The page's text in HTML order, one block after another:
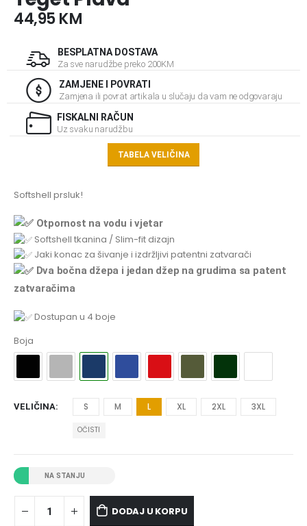
44,95KM
BESPLATNA DOSTAVA
Za sve narudžbe preko 200KM
ZAMJENE I POVRATI
Zamjena ili povrat artikala u slučaju da vam ne odgovaraju
FISKALNI RAČUN
Uz svaku narudžbu
TABELA VELIČINA
Softshell prsluk!
Otpornost na vodu i vjetar
Softshell tkanina / Slim-fit dizajn
Jaki konac za šivanje i izdržljivi patentni zatvarači
Dva bočna džepa i jedan džep na grudima sa patent
zatvaračima
Dostupan u 4 boje
Boja
VELIČINA S M L XL 2XL 3XL
OČISTI
NA STANJU
DODAJ U KORPU